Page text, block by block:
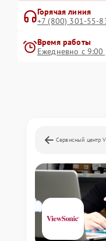
Горячая линия
+7 (800) 301-55-
Время работы
Ежедневно с
Сервисный центр